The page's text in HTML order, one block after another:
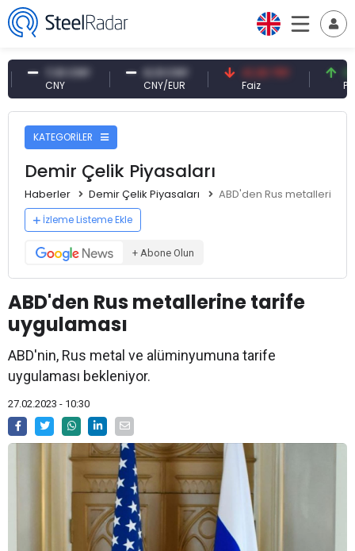
7,10 CNY 0,13 CNY
CNY/EUR
41,30 TRY 83,79
KATEGORİLER
Demir Çelik Piyasaları
Haberler Demir Çelik Piyasaları ABD'den Rus metallerine
İzleme Listeme Ekle
+ Abone Olun
ABD'den Rus metallerine tarife
uygulaması
ABD'nin, Rus metal ve alüminyumuna tarife
uygulaması bekleniyor.
27.02.2023 - 10:30